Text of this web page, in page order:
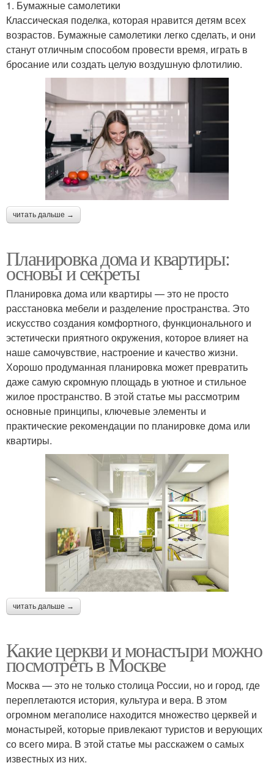
1. Бумажные самолетики
Классическая поделка, которая нравится детям всех
возрастов. Бумажные самолетики легко сделать, и они
станут отличным способом провести время, играть в
бросание или создать целую воздушную флотилию.
читать дальше →
Планировка дома и квартиры:
основы и секреты
Планировка дома или квартиры — это не просто
расстановка мебели и разделение пространства. Это
искусство создания комфортного, функционального и
эстетически приятного окружения, которое влияет на
наше самочувствие, настроение и качество жизни.
Хорошо продуманная планировка может превратить
даже самую скромную площадь в уютное и стильное
жилое пространство. В этой статье мы рассмотрим
основные принципы, ключевые элементы и
практические рекомендации по планировке дома или
квартиры.
читать дальше →
Какие церкви и монастыри можно
посмотреть в Москве
Москва — это не только столица России, но и город, где
переплетаются история, культура и вера. В этом
огромном мегаполисе находится множество церквей и
монастырей, которые привлекают туристов и верующих
со всего мира. В этой статье мы расскажем о самых
известных из них.